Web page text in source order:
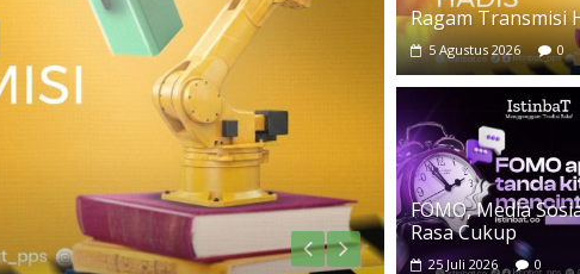
0
Ragam Transmisi
5 Agustus 2026 0
FOMO, Media
Rasa Cukup
25 Juli 2026 0